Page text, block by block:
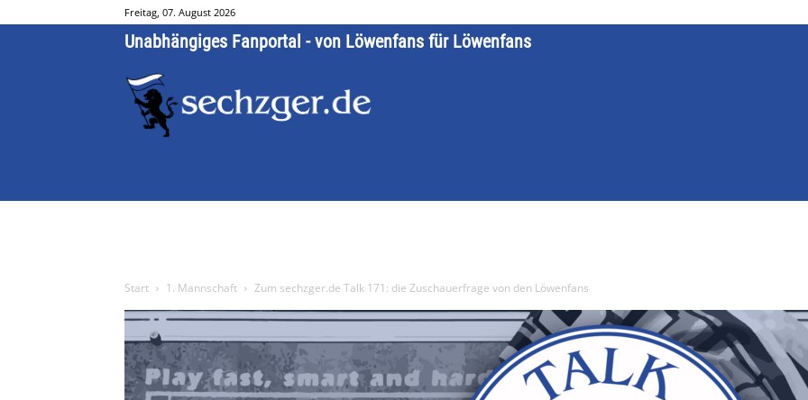
Freitag, 07. August 2026
Unabhängiges Fanportal - von Löwenfans für Löwenfans
Start 1. Mannschaft Zum sechzger.de Talk 171: die Zuschauerfrage von den Löwenfans